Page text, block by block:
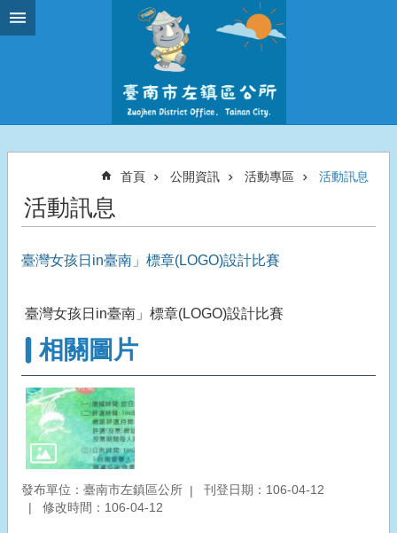
跳到主要內容區塊
首頁 公開資訊 活動專區 活動訊息
活動訊息
臺灣女孩日in臺南」標章(LOGO)設計比賽
臺灣女孩日in臺南」標章(LOGO)設計比賽
相關圖片
發布單位：臺南市左鎮區公所
刊登日期：106-04-12
修改時間：106-04-12